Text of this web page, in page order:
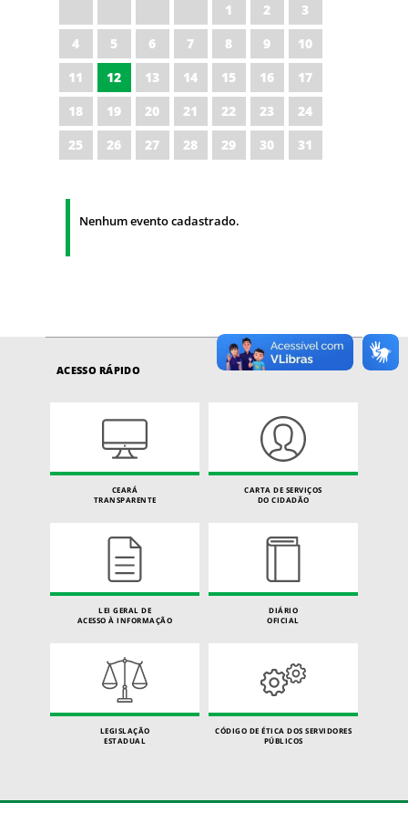
1 2
3
4
5 6 7 8 9
10
11
12 13 14 15 16
17
18
19 20 21 22 23
24
25
26 27 28 29 30 31
Nenhum evento cadastrado.
ACESSO RÁPIDO
CEARÁ
TRANSPARENTE
CARTA DE SERVIÇOS
DO CIDADÃO
LEI GERAL DE
ACESSO À INFORMAÇÃO
DIÁRIO
OFICIAL
LEGISLAÇÃO
ESTADUAL
CÓDIGO DE ÉTICA DOS SERVIDORES
PÚBLICOS